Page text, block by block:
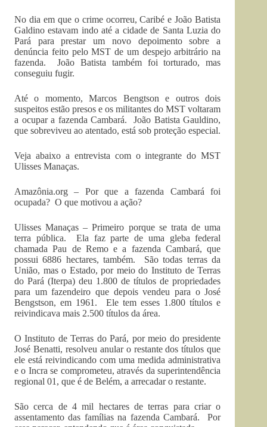
No dia em que o crime ocorreu, Caribé e João Batista
Galdino estavam indo até a cidade de Santa Luzia do
Pará para prestar um novo depoimento sobre a
denúncia feito pelo MST de um despejo arbitrário na
fazenda. João Batista também foi torturado, mas
conseguiu fugir.
Até o momento, Marcos Bengtson e outros dois
suspeitos estão presos e os militantes do MST voltaram
a ocupar a fazenda Cambará. João Batista Gauldino,
que sobreviveu ao atentado, está sob proteção especial.
Veja abaixo a entrevista com o integrante do MST
Ulisses Manaças.
Amazônia.org – Por que a fazenda Cambará foi
ocupada? O que motivou a ação?
Ulisses Manaças – Primeiro porque se trata de uma
terra pública. Ela faz parte de uma gleba federal
chamada Pau de Remo e a fazenda Cambará, que
possui 6886 hectares, também. São todas terras da
União, mas o Estado, por meio do Instituto de Terras
do Pará (Iterpa) deu 1.800 de títulos de propriedades
para um fazendeiro que depois vendeu para o José
Bengstson, em 1961. Ele tem esses 1.800 títulos e
reivindicava mais 2.500 títulos da área.
O Instituto de Terras do Pará, por meio do presidente
José Benatti, resolveu anular o restante dos títulos que
ele está reivindicando com uma medida administrativa
e o Incra se comprometeu, através da superintendência
regional 01, que é de Belém, a arrecadar o restante.
São cerca de 4 mil hectares de terras para criar o
assentamento das famílias na fazenda Cambará. Por